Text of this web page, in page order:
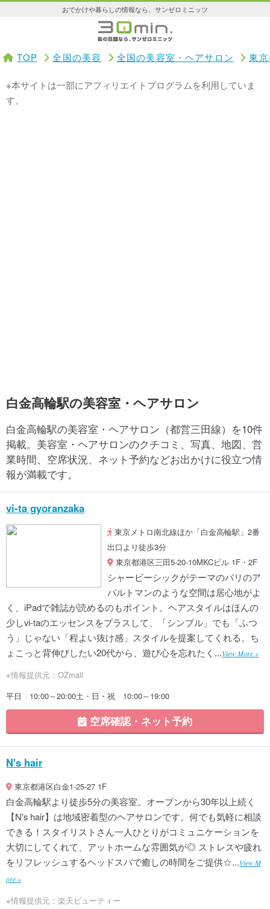
おでかけや暮らしの情報なら、サンゼロミニッツ
TOP 全国の美容 全国の美容室・ヘアサロン 東
※本サイトは一部にアフィリエイトプログラムを利用していま
す。
白金高輪駅の美容室・ヘアサロン
白金高輪駅の美容室・ヘアサロン（都営三田線）を10件
掲載。美容室・ヘアサロンのクチコミ、写真、地図、営
業時間、空席状況、ネット予約などお出かけに役立つ情
報が満載です。
vi-ta gyoranzaka
東京メトロ南北線ほか「白金高輪駅」2番
出口より徒歩3分
東京都港区三田5-20-10MKCビル 1F・2F
シャービーシックがテーマのパリのア
パルトマンのような空間は居心地がよ
く、iPadで雑誌が読めるのもポイント。ヘアスタイルはほんの
少しvi-taのエッセンスをプラスして、「シンプル」でも「ふつ
う」じゃない「程よい抜け感」スタイルを提案してくれる。ち
ょこっと背伸びしたい20代から、遊び心を忘れたく...View More »
※情報提供元：OZmall
平日 10:00～20:00土・日・祝 10:00～19:00
空席確認・ネット予約
N's hair
東京都港区白金1-25-27 1F
白金高輪駅より徒歩5分の美容室。オープンから30年以上続く
【N's hair】は地域密着型のヘアサロンです。何でも気軽に相談
できる！スタイリストさん一人ひとりがコミュニケーションを
大切にしてくれて、アットホームな雰囲気が◎ ストレスや疲れ
をリフレッシュするヘッドスパで癒しの時間をご提供☆...View M
ore »
※情報提供元：楽天ビューティー